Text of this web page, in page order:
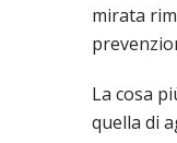
mirata
La cosa
quella di